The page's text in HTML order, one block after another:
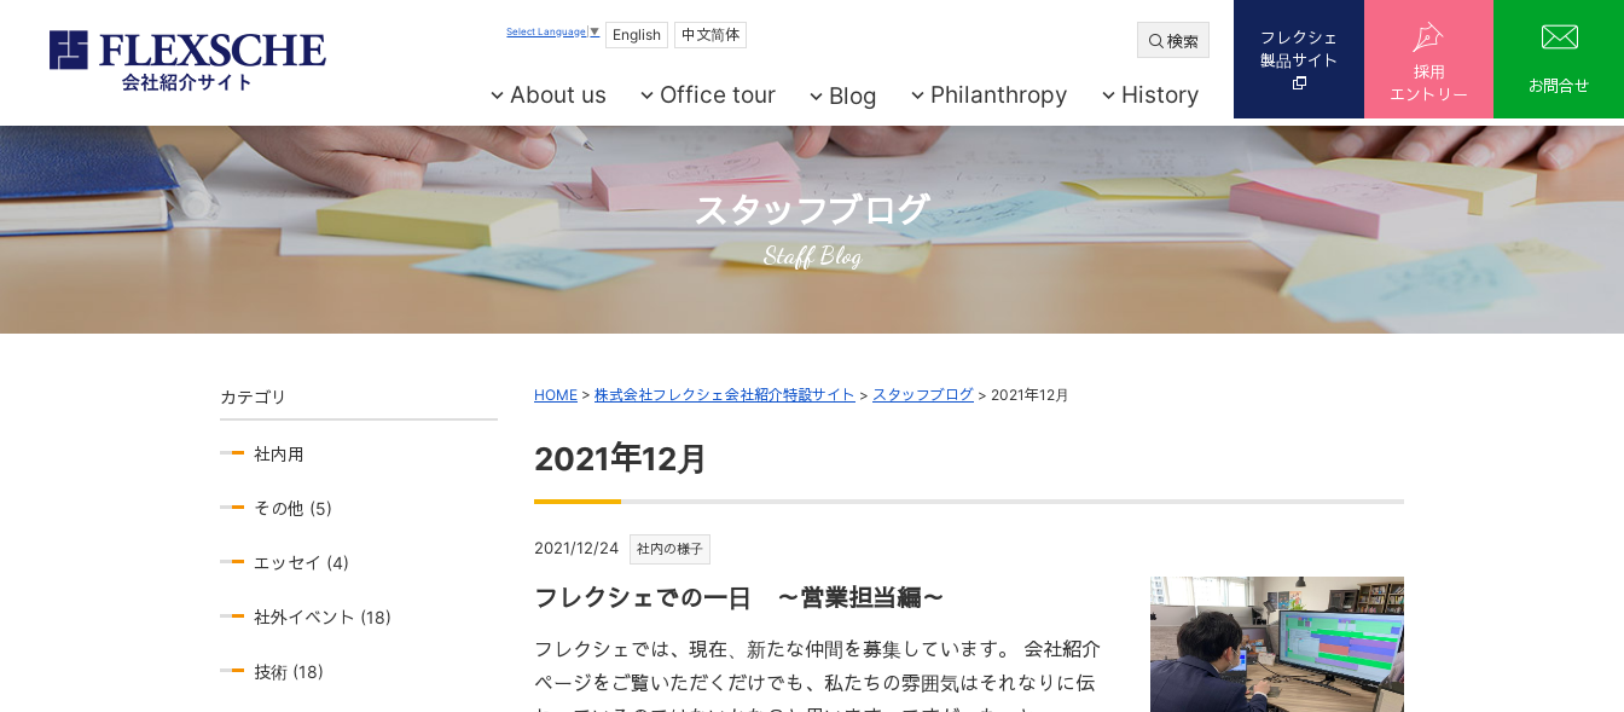
Select Language ▼ English 中文简体 検索
About us Office tour Blog Philanthropy History
フレクシェ
製品サイト
採用
エントリー
お問合せ
スタッフブログ
Staff Blog
HOME > 株式会社フレクシェ会社紹介特設サイト > スタッフブログ > 2021年12月
2021年12月
2021/12/24 社内の様子
フレクシェでの一日 ～営業担当編～
フレクシェでは、現在、新たな仲間を募集しています。 会社紹介
ページをご覧いただくだけでも、私たちの雰囲気はそれなりに伝
カテゴリ
社内用
その他 (5)
エッセイ (4)
社外イベント (18)
技術 (18)